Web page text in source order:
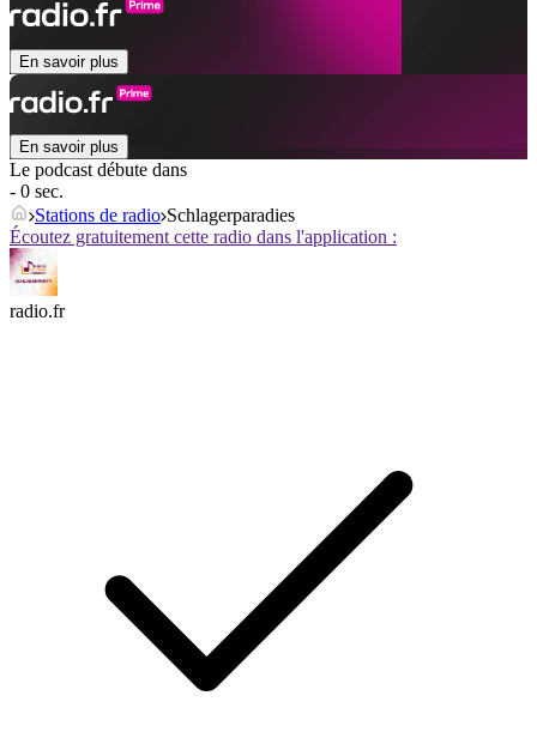
En savoir plus
En savoir plus
Le podcast débute dans
- 0 sec.
Stations de radio Schlagerparadies
Écoutez gratuitement cette radio dans l'application :
radio.fr